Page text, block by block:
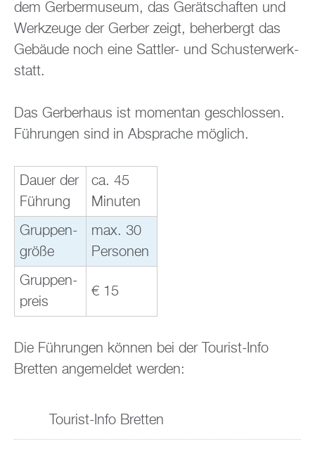
dem Ger­ber­mu­se­um, das Ge­rät­schaf­ten und
Werk­zeu­ge der Ger­ber zeigt, be­her­bergt das
Ge­bäu­de noch eine Satt­ler- und Schus­ter­werk­
statt.
Das Ger­ber­haus ist mo­men­tan ge­schlos­sen.
Füh­run­gen sind in Ab­spra­che mög­lich.
Dauer der
Füh­rung
ca. 45
Mi­nu­ten
Grup­pen­
grö­ße
max. 30
Per­so­nen
Grup­pen­
preis
€ 15
Die Füh­run­gen kön­nen bei der Tou­rist-Info
Brett­en an­ge­mel­det wer­den:
Tou­rist-Info Brett­en